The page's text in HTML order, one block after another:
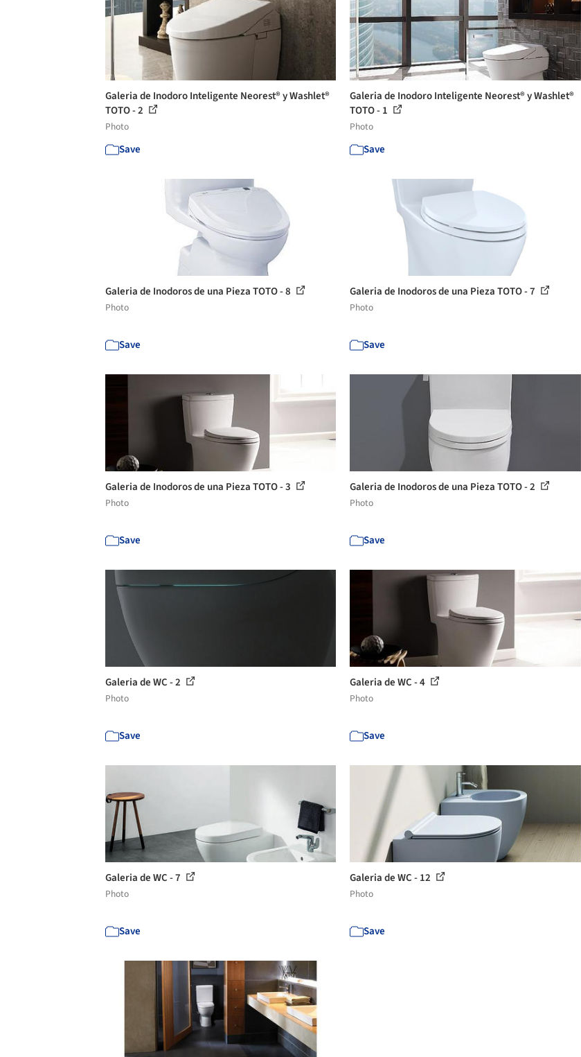
Galeria de Inodoro Inteligente Neorest® y Washlet®
TOTO - 2
Photo
Save
Galeria de Inodoro Inteligente Neorest® y Washlet®
TOTO - 1
Photo
Save
Galeria de Inodoros de una Pieza TOTO - 8
Photo
Save
Galeria de Inodoros de una Pieza TOTO - 7
Photo
Save
Galeria de Inodoros de una Pieza TOTO - 3
Photo
Save
Galeria de Inodoros de una Pieza TOTO - 2
Photo
Save
Galeria de WC - 2
Photo
Save
Galeria de WC - 4
Photo
Save
Galeria de WC - 7
Photo
Save
Galeria de WC - 12
Photo
Save